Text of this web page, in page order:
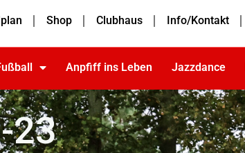
Shop Clubhaus Info/Kontakt
Anpfiff ins Leben Jazzdance
23